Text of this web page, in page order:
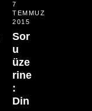
7
TEMMUZ
2015
Sor
u
üze
rine
:
Din